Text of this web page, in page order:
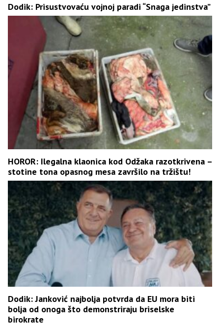
Dodik: Prisustvovaću vojnoj paradi “Snaga jedinstva”
HOROR: Ilegalna klaonica kod Odžaka razotkrivena –
stotine tona opasnog mesa završilo na tržištu!
Dodik: Јanković najbolja potvrda da EU mora biti
bolja od onoga što demonstriraju briselske
birokrate